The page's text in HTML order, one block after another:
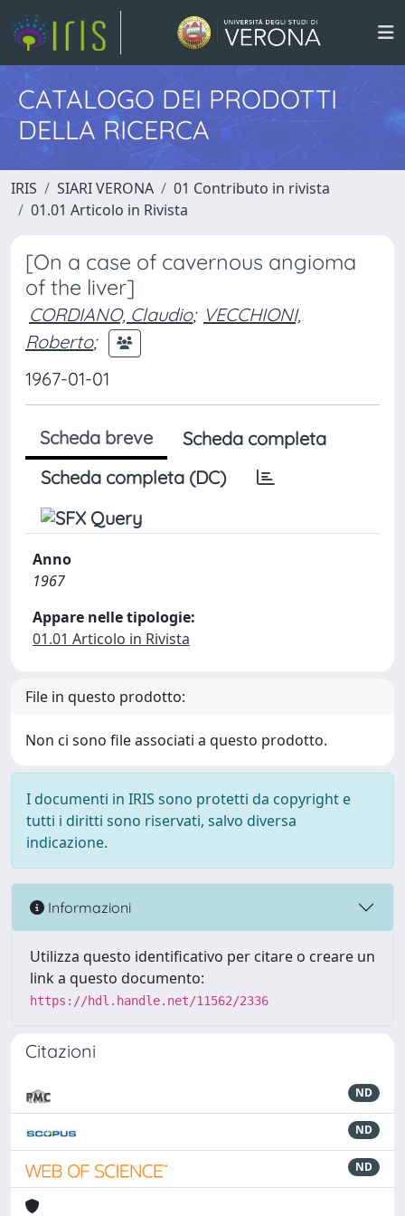
CATALOGO DEI PRODOTTI
DELLA RICERCA
IRIS SIARI VERONA
01 Contributo in rivista
01.01 Articolo in Rivista
[On a case of cavernous angioma
of the liver]
CORDIANO, Claudio; VECCHIONI,
Roberto;
1967-01-01
Scheda breve
Scheda completa
Scheda completa (DC)
Anno
1967
Appare nelle tipologie:
01.01 Articolo in Rivista
File in questo prodotto:
Non ci sono file associati a questo prodotto.
I documenti in IRIS sono protetti da copyright e
tutti i diritti sono riservati, salvo diversa
indicazione.
Informazioni
Utilizza questo identificativo per citare o creare un
link a questo documento:
https://hdl.handle.net/11562/2336
Citazioni
ND
ND
ND